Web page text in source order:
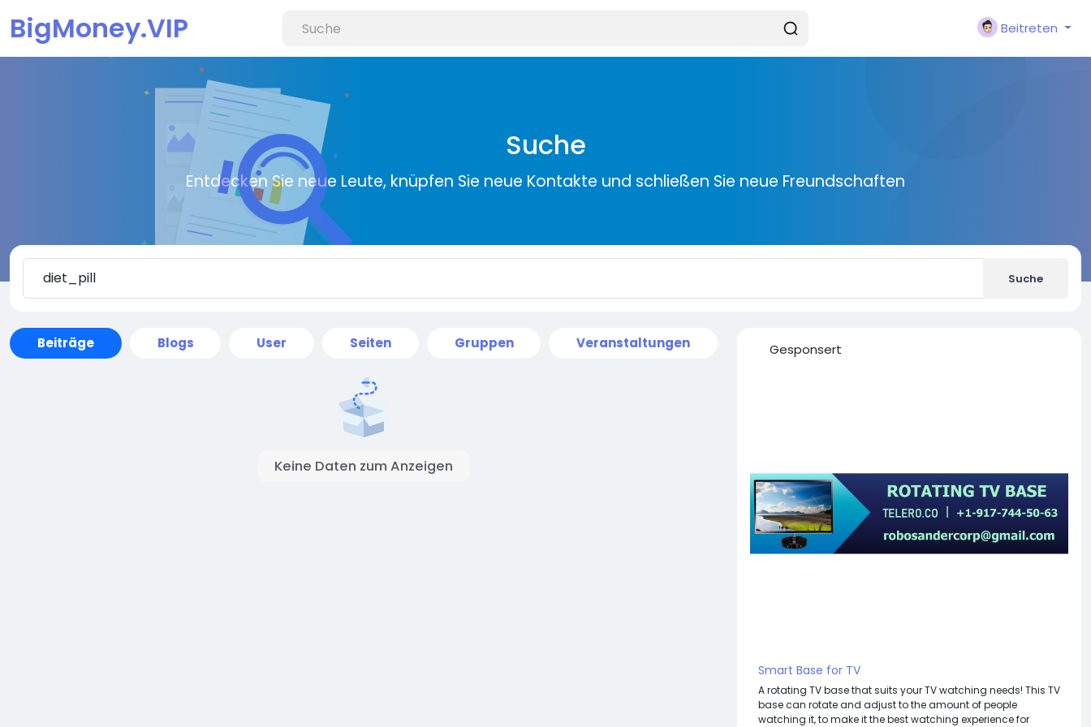
BigMoney.VIP Beitreten
Suche
Entdecken Sie neue Leute, knüpfen Sie neue Kontakte und schließen Sie neue Freundschaften
Suche
Beiträge Blogs User Seiten Gruppen Veranstaltungen
Keine Daten zum Anzeigen
Gesponsert
Smart Base for TV
A rotating TV base that suits your TV watching needs! This TV
base can rotate and adjust to the amount of people
watching it, to make it the best watching experience for